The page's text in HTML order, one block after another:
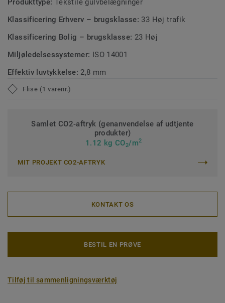
Produkttype: Tekstile gulvbelægninger
Klassificering Erhverv – brugsklasse: 33 Høj trafik
Klassificering Bolig – brugsklasse: 23 Høj
Miljøledelsessystemer: ISO 14001
Effektiv luvtykkelse: 2,8 mm
Flise (1 varenr.)
Samlet CO2-aftryk (genanvendelse af udtjente
produkter)
1.12 kg CO2/m2
MIT PROJEKT CO2-AFTRYK
KONTAKT OS
BESTIL EN PRØVE
Tilføj til sammenligningsværktøj